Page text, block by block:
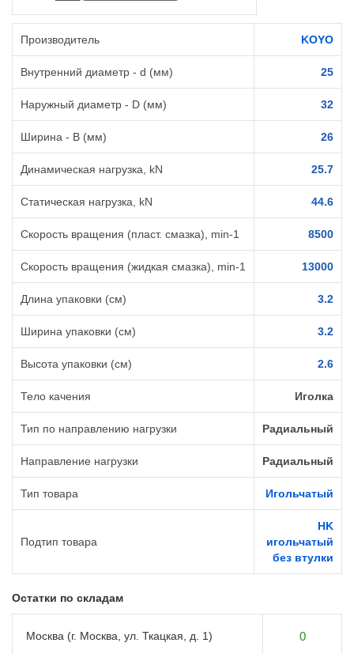
Производитель KOYO
Внутренний диаметр - d (мм) 25
Наружный диаметр - D (мм) 32
Ширина - B (мм) 26
Динамическая нагрузка, kN 25.7
Статическая нагрузка, kN 44.6
Скорость вращения (пласт. смазка), min-1 8500
Скорость вращения (жидкая смазка), min-1 13000
Длина упаковки (см) 3.2
Ширина упаковки (см) 3.2
Высота упаковки (см) 2.6
Тело качения Иголка
Тип по направлению нагрузки Радиальный
Направление нагрузки Радиальный
Тип товара Игольчатый
Подтип товара
HK
игольчатый
без втулки
Остатки по складам
Москва (г. Москва, ул. Ткацкая, д. 1) 0